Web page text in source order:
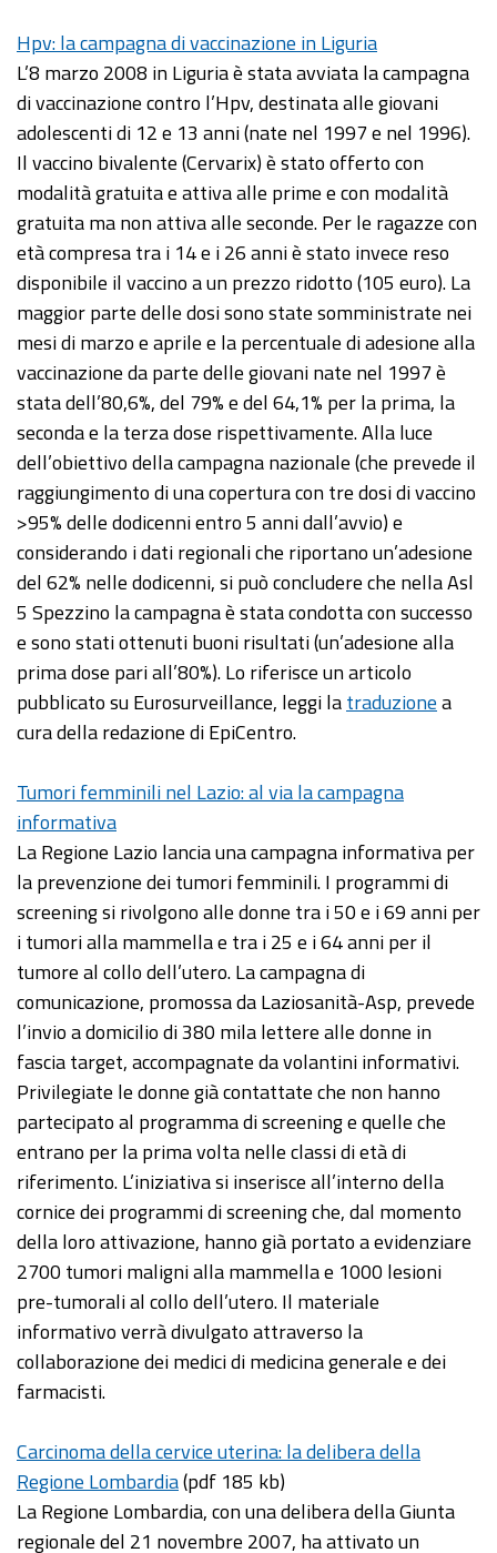
Hpv: la campagna di vaccinazione in Liguria
L’8 marzo 2008 in Liguria è stata avviata la campagna
di vaccinazione contro l’Hpv, destinata alle giovani
adolescenti di 12 e 13 anni (nate nel 1997 e nel 1996).
Il vaccino bivalente (Cervarix) è stato offerto con
modalità gratuita e attiva alle prime e con modalità
gratuita ma non attiva alle seconde. Per le ragazze con
età compresa tra i 14 e i 26 anni è stato invece reso
disponibile il vaccino a un prezzo ridotto (105 euro). La
maggior parte delle dosi sono state somministrate nei
mesi di marzo e aprile e la percentuale di adesione alla
vaccinazione da parte delle giovani nate nel 1997 è
stata dell’80,6%, del 79% e del 64,1% per la prima, la
seconda e la terza dose rispettivamente. Alla luce
dell’obiettivo della campagna nazionale (che prevede il
raggiungimento di una copertura con tre dosi di vaccino
>95% delle dodicenni entro 5 anni dall’avvio) e
considerando i dati regionali che riportano un’adesione
del 62% nelle dodicenni, si può concludere che nella Asl
5 Spezzino la campagna è stata condotta con successo
e sono stati ottenuti buoni risultati (un’adesione alla
prima dose pari all’80%). Lo riferisce un articolo
pubblicato su Eurosurveillance, leggi latraduzionea
cura della redazione di EpiCentro.
Tumori femminili nel Lazio: al via la campagna
informativa
La Regione Lazio lancia una campagna informativa per
la prevenzione dei tumori femminili. I programmi di
screening si rivolgono alle donne tra i 50 e i 69 anni per
i tumori alla mammella e tra i 25 e i 64 anni per il
tumore al collo dell’utero. La campagna di
comunicazione, promossa da Laziosanità-Asp, prevede
l’invio a domicilio di 380 mila lettere alle donne in
fascia target, accompagnate da volantini informativi.
Privilegiate le donne già contattate che non hanno
partecipato al programma di screening e quelle che
entrano per la prima volta nelle classi di età di
riferimento. L’iniziativa si inserisce all’interno della
cornice dei programmi di screening che, dal momento
della loro attivazione, hanno già portato a evidenziare
2700 tumori maligni alla mammella e 1000 lesioni
pre-tumorali al collo dell’utero. Il materiale
informativo verrà divulgato attraverso la
collaborazione dei medici di medicina generale e dei
farmacisti.
Carcinoma della cervice uterina: la delibera della
Regione Lombardia(pdf 185 kb)
La Regione Lombardia, con una delibera della Giunta
regionale del 21 novembre 2007, ha attivato un